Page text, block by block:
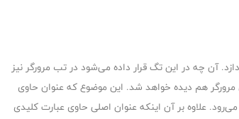
آن چه در این تگ قرار داده می‌شود در تب مرورگر نیز
هم دیده خواهد شد. این موضوع که عنوان حاوی
علاوه بر آن اینکه عنوان اصلی حاوی عبارت کلیدی